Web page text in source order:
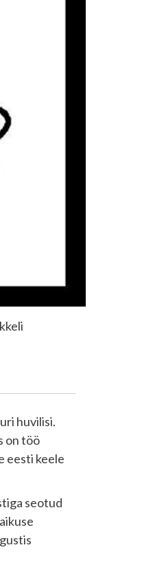
huvilisi.
on töö
eesti keele
seotud